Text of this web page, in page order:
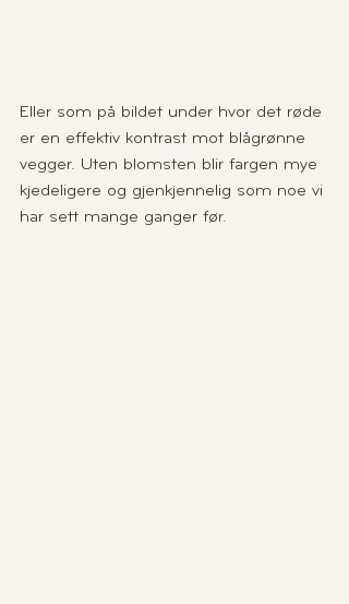
Eller som på bildet under hvor det røde
er en effektiv kontrast mot blågrønne
vegger. Uten blomsten blir fargen mye
kjedeligere og gjenkjennelig som noe vi
har sett mange ganger før.